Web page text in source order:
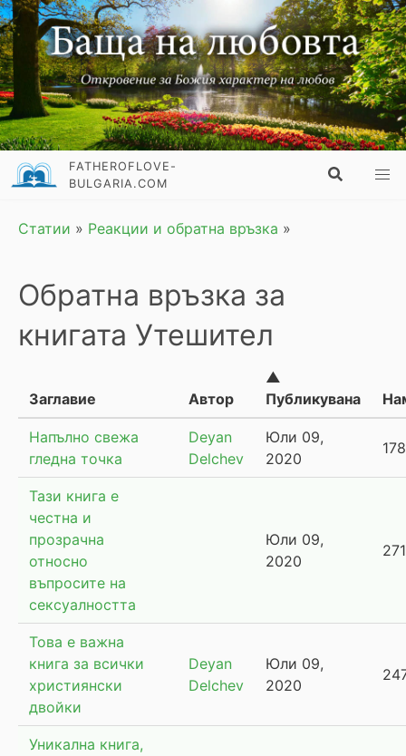
FATHEROFLOVE-
BULGARIA.COM
Статии » Реакции и обратна връзка »
Обратна връзка за
книгата Утешител
Заглавие Автор
▲
Публикувана
Напълно свежа
гледна точка
Deyan
Delchev
Юли 09,
2020
Тази книга е
честна и
прозрачна
относно
въпросите на
сексуалността
Юли 09,
2020
Това е важна
книга за всички
християнски
двойки
Deyan
Delchev
Юли 09,
2020
Уникална книга,